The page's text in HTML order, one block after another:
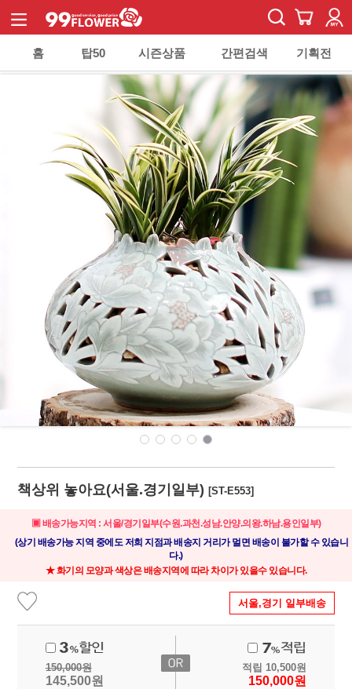
홈 탑50 시즌상품 간편검색 기획전
책상위 놓아요(서울.경기일부)[ST-E553]
▣ 배송가능지역 : 서울/경기일부(수원.과천.성남.안양.의왕.하남.용인일부)
(상기 배송가능 지역 중에도 저희 지점과 배송지 거리가 멀면 배송이 불가할 수 있습니
다.)
★ 화기의 모양과 색상은 배송지역에 따라 차이가 있을수 있습니다.
서울,경기 일부배송
150,000원
145,500원
적립 10,500원
150,000원